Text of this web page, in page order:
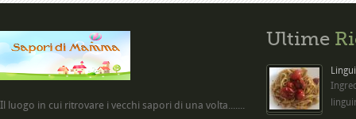
Il luogo in cui ritrovare i vecchi sapori di una volta.......
Ultime